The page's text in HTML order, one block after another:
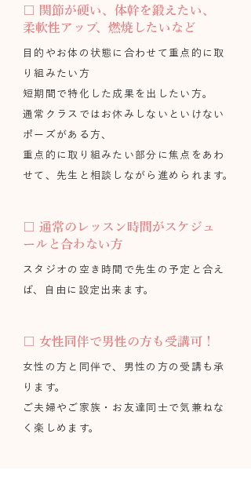
□ 関節が硬い、体幹を鍛えたい、
柔軟性アップ、燃焼したいなど
目的やお体の状態に合わせて重点的に取
り組みたい方
短期間で特化した成果を出したい方。
通常クラスではお休みしないといけない
ポーズがある方、
重点的に取り組みたい部分に焦点をあわ
せて、先生と相談しながら進められます。
□ 通常のレッスン時間がスケジュ
ールと合わない方
スタジオの空き時間で先生の予定と合え
ば、自由に設定出来ます。
□ 女性同伴で男性の方も受講可！
女性の方と同伴で、男性の方の受講も承
ります。
ご夫婦やご家族・お友達同士で気兼ねな
く楽しめます。